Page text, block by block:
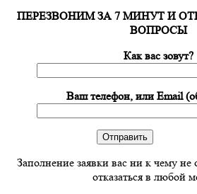
ПЕРЕЗВОНИМ ЗА 7 МИНУТ И
ВОПРОСЫ
Как вас зовут?
Ваш телефон, или Email
Заполнение заявки вас ни к чему не
отказаться в любой